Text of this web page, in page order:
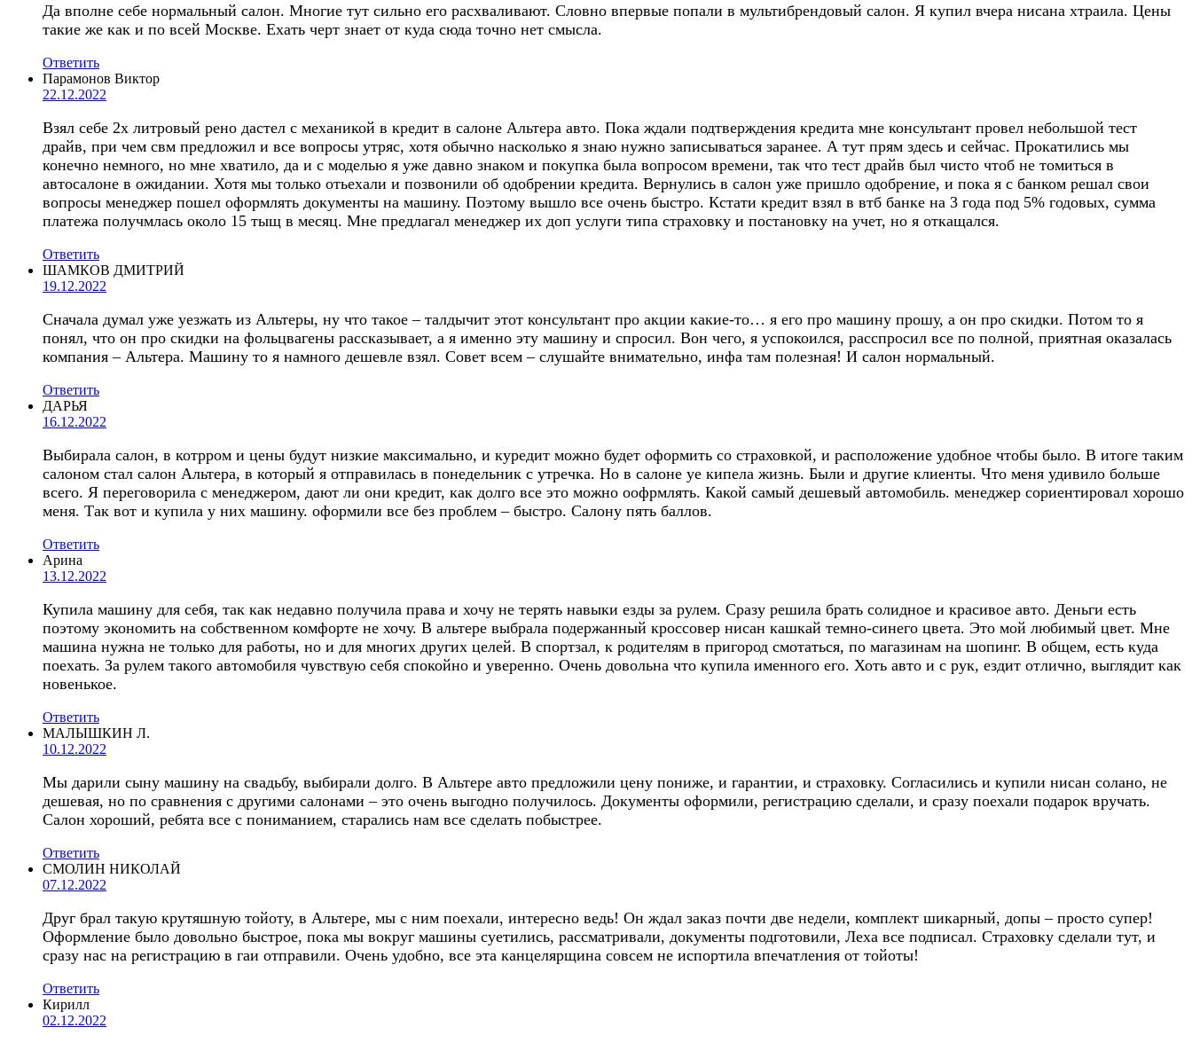
Да вполне себе нормальный салон. Многие тут сильно его расхваливают. Словно впервые попали в мультибрендовый салон. Я купил вчера нисана хтраила. Цены
такие же как и по всей Москве. Ехать черт знает от куда сюда точно нет смысла.
Ответить
Парамонов Виктор
22.12.2022
Взял себе 2х литровый рено дастел с механикой в кредит в салоне Альтера авто. Пока ждали подтверждения кредита мне консультант провел небольшой тест
драйв, при чем свм предложил и все вопросы утряс, хотя обычно насколько я знаю нужно записываться заранее. А тут прям здесь и сейчас. Прокатились мы
конечно немного, но мне хватило, да и с моделью я уже давно знаком и покупка была вопросом времени, так что тест драйв был чисто чтоб не томиться в
автосалоне в ожидании. Хотя мы только отьехали и позвонили об одобрении кредита. Вернулись в салон уже пришло одобрение, и пока я с банком решал свои
вопросы менеджер пошел оформлять документы на машину. Поэтому вышло все очень быстро. Кстати кредит взял в втб банке на 3 года под 5% годовых, сумма
платежа получмлась около 15 тыщ в месяц. Мне предлагал менеджер их доп услуги типа страховку и постановку на учет, но я откащался.
Ответить
ШАМКОВ ДМИТРИЙ
19.12.2022
Сначала думал уже уезжать из Альтеры, ну что такое – талдычит этот консультант про акции какие-то… я его про машину прошу, а он про скидки. Потом то я
понял, что он про скидки на фольцвагены рассказывает, а я именно эту машину и спросил. Вон чего, я успокоился, расспросил все по полной, приятная оказалась
компания – Альтера. Машину то я намного дешевле взял. Совет всем – слушайте внимательно, инфа там полезная! И салон нормальный.
Ответить
ДАРЬЯ
16.12.2022
Выбирала салон, в котрром и цены будут низкие максимально, и куредит можно будет оформить со страховкой, и расположение удобное чтобы было. В итоге таким
салоном стал салон Альтера, в который я отправилась в понедельник с утречка. Но в салоне уе кипела жизнь. Были и другие клиенты. Что меня удивило больше
всего. Я переговорила с менеджером, дают ли они кредит, как долго все это можно оофрмлять. Какой самый дешевый автомобиль. менеджер сориентировал хорошо
меня. Так вот и купила у них машину. оформили все без проблем – быстро. Салону пять баллов.
Ответить
Арина
13.12.2022
Купила машину для себя, так как недавно получила права и хочу не терять навыки езды за рулем. Сразу решила брать солидное и красивое авто. Деньги есть
поэтому экономить на собственном комфорте не хочу. В альтере выбрала подержанный кроссовер нисан кашкай темно-синего цвета. Это мой любимый цвет. Мне
машина нужна не только для работы, но и для многих других целей. В спортзал, к родителям в пригород смотаться, по магазинам на шопинг. В общем, есть куда
поехать. За рулем такого автомобиля чувствую себя спокойно и уверенно. Очень довольна что купила именного его. Хоть авто и с рук, ездит отлично, выглядит как
новенькое.
Ответить
МАЛЫШКИН Л.
10.12.2022
Мы дарили сыну машину на свадьбу, выбирали долго. В Альтере авто предложили цену пониже, и гарантии, и страховку. Согласились и купили нисан солано, не
дешевая, но по сравнения с другими салонами – это очень выгодно получилось. Документы оформили, регистрацию сделали, и сразу поехали подарок вручать.
Салон хороший, ребята все с пониманием, старались нам все сделать побыстрее.
Ответить
СМОЛИН НИКОЛАЙ
07.12.2022
Друг брал такую крутяшную тойоту, в Альтере, мы с ним поехали, интересно ведь! Он ждал заказ почти две недели, комплект шикарный, допы – просто супер!
Оформление было довольно быстрое, пока мы вокруг машины суетились, рассматривали, документы подготовили, Леха все подписал. Страховку сделали тут, и
сразу нас на регистрацию в гаи отправили. Очень удобно, все эта канцелярщина совсем не испортила впечатления от тойоты!
Ответить
Кирилл
02.12.2022